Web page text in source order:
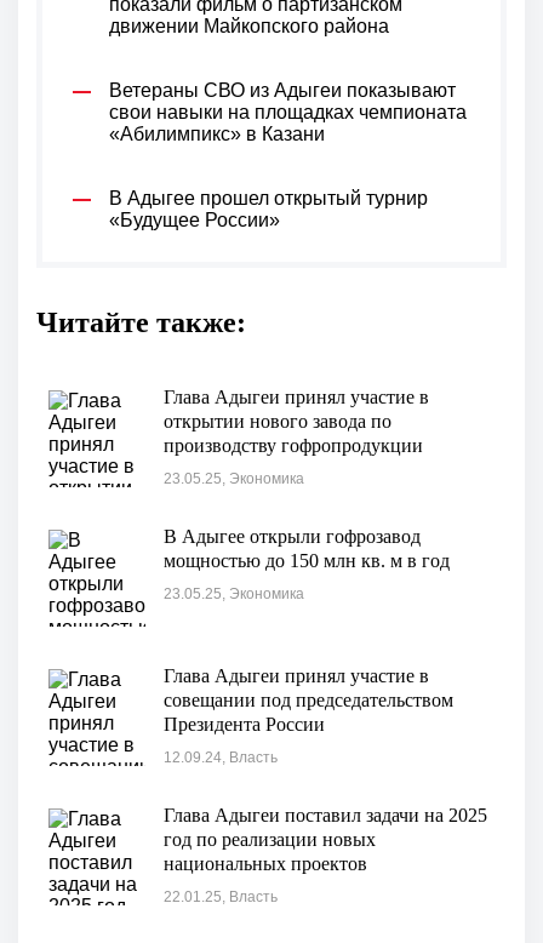
показали фильм о партизанском
движении Майкопского района
Ветераны СВО из Адыгеи показывают
свои навыки на площадках чемпионата
«Абилимпикс» в Казани
В Адыгее прошел открытый турнир
«Будущее России»
Читайте также:
Глава Адыгеи принял участие в
открытии нового завода по
производству гофропродукции
«Картонтара-2»
23.05.25, Экономика
В Адыгее открыли гофрозавод
мощностью до 150 млн кв. м в год
23.05.25, Экономика
Глава Адыгеи принял участие в
совещании под председательством
Президента России
12.09.24, Власть
Глава Адыгеи поставил задачи на 2025
год по реализации новых
национальных проектов
22.01.25, Власть